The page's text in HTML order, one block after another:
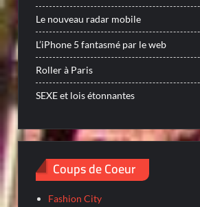
Le nouveau radar mobile
L’iPhone 5 fantasmé par le web
Roller à Paris
SEXE et lois étonnantes
Coups de Coeur
Fashion City